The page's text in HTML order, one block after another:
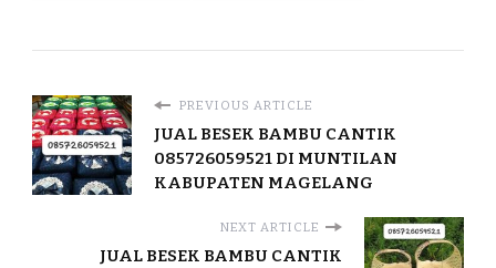
PREVIOUS ARTICLE
JUAL BESEK BAMBU CANTIK
085726059521 DI MUNTILAN
KABUPATEN MAGELANG
NEXT ARTICLE
JUAL BESEK BAMBU CANTIK